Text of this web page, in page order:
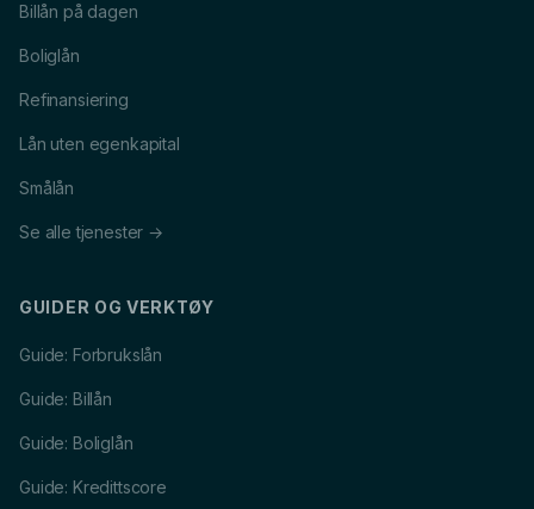
Billån på dagen
Boliglån
Refinansiering
Lån uten egenkapital
Smålån
Se alle tjenester →
GUIDER OG VERKTØY
Guide: Forbrukslån
Guide: Billån
Guide: Boliglån
Guide: Kredittscore